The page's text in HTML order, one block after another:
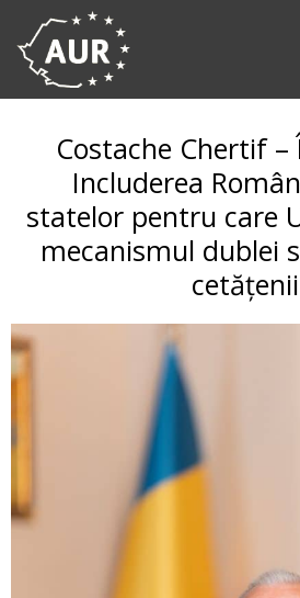
Costache Chertif
Includerea
statelor pentru care
mecanismul dublei
cetățenii